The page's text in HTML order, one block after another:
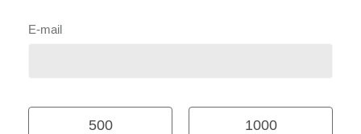
E-mail
500 1000